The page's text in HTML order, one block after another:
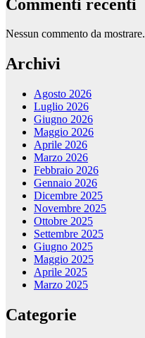
Commenti recenti
Nessun commento da mostrare.
Archivi
Agosto 2026
Luglio 2026
Giugno 2026
Maggio 2026
Aprile 2026
Marzo 2026
Febbraio 2026
Gennaio 2026
Dicembre 2025
Novembre 2025
Ottobre 2025
Settembre 2025
Giugno 2025
Maggio 2025
Aprile 2025
Marzo 2025
Categorie